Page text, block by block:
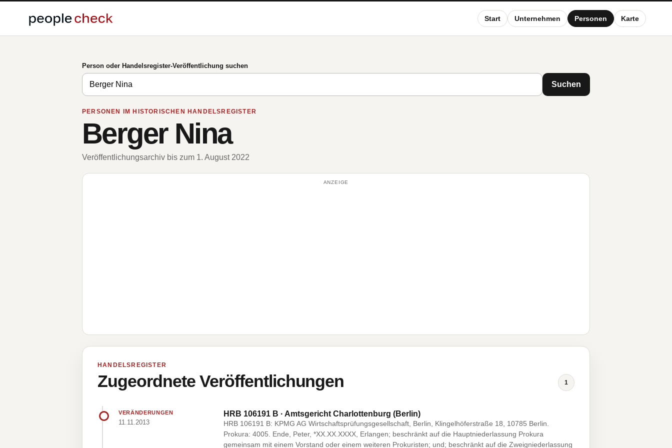
Start Unternehmen Personen Karte
Person oder Handelsregister-Veröffentlichung suchen
Suchen
PERSONEN IM HISTORISCHEN HANDELSREGISTER
Berger Nina
Veröffentlichungsarchiv bis zum 1. August 2022
ANZEIGE
HANDELSREGISTER
Zugeordnete Veröffentlichungen 1
VERÄNDERUNGEN
11.11.2013
HRB 106191 B · Amtsgericht Charlottenburg (Berlin)
HRB 106191 B: KPMG AG Wirtschaftsprüfungsgesellschaft, Berlin, Klingelhöferstraße 18, 10785 Berlin.
Prokura: 4005. Ende, Peter, *XX.XX.XXXX, Erlangen; beschränkt auf die Hauptniederlassung Prokura
gemeinsam mit einem Vorstand oder einem weiteren Prokuristen; und; beschränkt auf die Zweigniederlassung